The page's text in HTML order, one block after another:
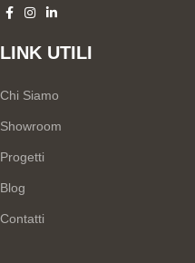
LINK UTILI
Chi Siamo
Showroom
Progetti
Blog
Contatti